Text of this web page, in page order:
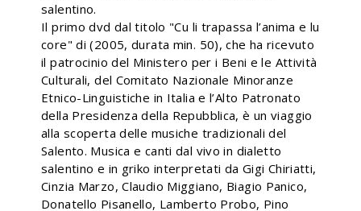
salentino.
Il primo dvd dal titolo "Cu li trapassa l’anima e lu
core" di (2005, durata min. 50), che ha ricevuto
il patrocinio del Ministero per i Beni e le Attività
Culturali, del Comitato Nazionale Minoranze
Etnico-Linguistiche in Italia e l’Alto Patronato
della Presidenza della Repubblica, è un viaggio
alla scoperta delle musiche tradizionali del
Salento. Musica e canti dal vivo in dialetto
salentino e in griko interpretati da Gigi Chiriatti,
Cinzia Marzo, Claudio Miggiano, Biagio Panico,
Donatello Pisanello, Lamberto Probo, Pino